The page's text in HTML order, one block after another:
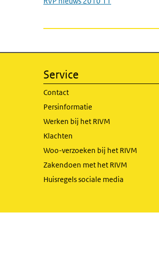
Service
Contact
Persinformatie
Werken bij het RIVM
Klachten
Woo-verzoeken bij het RIVM
Zakendoen met het RIVM
Huisregels sociale media